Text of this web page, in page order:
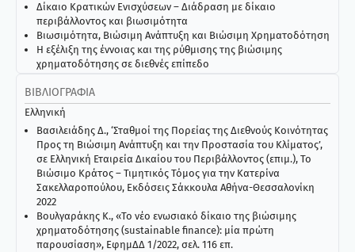
Δίκαιο Κρατικών Ενισχύσεων – Διάδραση με δίκαιο
περιβάλλοντος και βιωσιμότητα
Βιωσιμότητα, Βιώσιμη Ανάπτυξη και Βιώσιμη Χρηματοδότηση
Η εξέλιξη της έννοιας και της ρύθμισης της βιώσιμης
χρηματοδότησης σε διεθνές επίπεδο
χρηματοδότησης σε ενωσιακό επίπεδο
Το Νομικό «Περιβάλλον» του Πρωτογενούς Ενωσιακού Δικαίου
Περιβαλλοντική Προστασία και Πράσινη (;) Νομισματική
Πολιτική
Το Ισχύον Νομικό Πλαίσιο του Δευτερογενούς Ενωσιακού
Δικαίου:
Ο Κανονισμός 2019/2088
Ο Κανονισμός 2019/2089
Ο Κανονισμός Ταξινομίας της ΕΕ (Κανονισμός (ΕΕ) 2020/852)
Ευρωπαϊκή Οδηγία για τις Εκθέσεις Εταιρικής Βιωσιμότητας
(CSRD)
ΒΙΒΛΙΟΓΡΑΦΊΑ
Ελληνική
Βασιλειάδης Δ., ‘Σταθμοί της Πορείας της Διεθνούς Κοινότητας
Προς τη Βιώσιμη Ανάπτυξη και την Προστασία του Κλίματος’,
σε Ελληνική Εταιρεία Δικαίου του Περιβάλλοντος (επιμ.), Το
Βιώσιμο Κράτος – Τιμητικός Τόμος για την Κατερίνα
Σακελλαροπούλου, Εκδόσεις Σάκκουλα Αθήνα-Θεσσαλονίκη
2022
Βουλγαράκης Κ., «Το νέο ενωσιακό δίκαιο της βιώσιμης
χρηματοδότησης (sustainable finance): μία πρώτη
παρουσίαση», ΕφημΔΔ 1/2022, σελ. 116 επ.